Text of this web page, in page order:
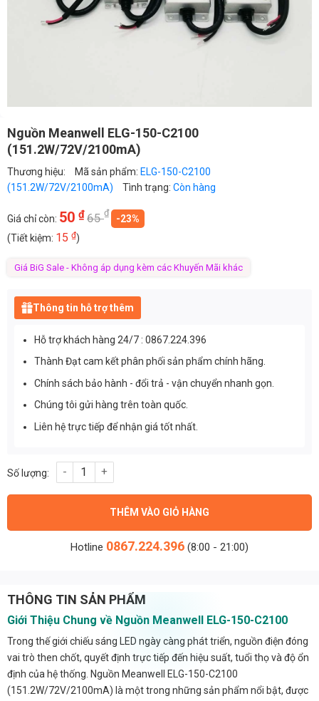
Nguồn Meanwell ELG-150-C2100
(151.2W/72V/2100mA)
Thương hiệu: Mã sản phẩm: ELG-150-C2100
(151.2W/72V/2100mA)
Tình trạng: Còn hàng
Giá chỉ còn: 50 ₫65₫
-23%
(Tiết kiệm: 15 ₫)
Giá BiG Sale - Không áp dụng kèm các Khuyến Mãi khác
Thông tin hỗ trợ thêm
Hỗ trợ khách hàng 24/7 : 0867.224.396
Thành Đạt cam kết phân phối sản phẩm chính hãng.
Chính sách bảo hành - đổi trả - vận chuyển nhanh gọn.
Chúng tôi gửi hàng trên toàn quốc.
Liên hệ trực tiếp để nhận giá tốt nhất.
Nguồn Meanwell ELG-150-C2100 (151.2W/72V/2100mA) số lượng
THÊM VÀO GIỎ HÀNG
Hotline 0867.224.396 (8:00 - 21:00)
THÔNG TIN SẢN PHẨM
Giới Thiệu Chung về Nguồn Meanwell ELG-150-C2100
Trong thế giới chiếu sáng LED ngày càng phát triển, nguồn điện đóng
vai trò then chốt, quyết định trực tiếp đến hiệu suất, tuổi thọ và độ ổn
định của hệ thống. Nguồn Meanwell ELG-150-C2100
(151.2W/72V/2100mA) là một trong những sản phẩm nổi bật, được